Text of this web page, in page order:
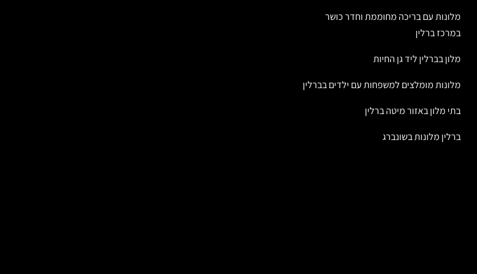
מלונות עם בריכה מחוממת וחדר כושר
במרכז ברלין
מלון בברלין ליד גן החיות
מלונות מומלצים למשפחות עם ילדים בברלין
בתי מלון באזור מיטה ברלין
ברלין מלונות בשונברג